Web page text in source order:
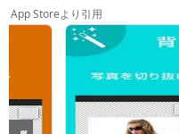
App Storeより引用